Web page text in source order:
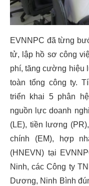
EVNNPC đã từng
tử, lập hồ sơ công
phí, tăng cường hiệu
toàn tổng công ty.
triển khai 5 phân
nguồn lực doanh
(LE), tiền lương
chính (EM), hợp
(HNEVN) tại
Ninh, các Công ty
Dương, Ninh Bình